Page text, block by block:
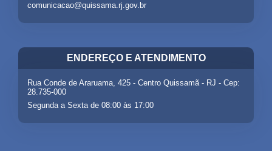
comunicacao@quissama.rj.gov.br
ENDEREÇO E ATENDIMENTO
Rua Conde de Araruama, 425 - Centro Quissamã - RJ - Cep:
28.735-000
Segunda a Sexta de 08:00 às 17:00